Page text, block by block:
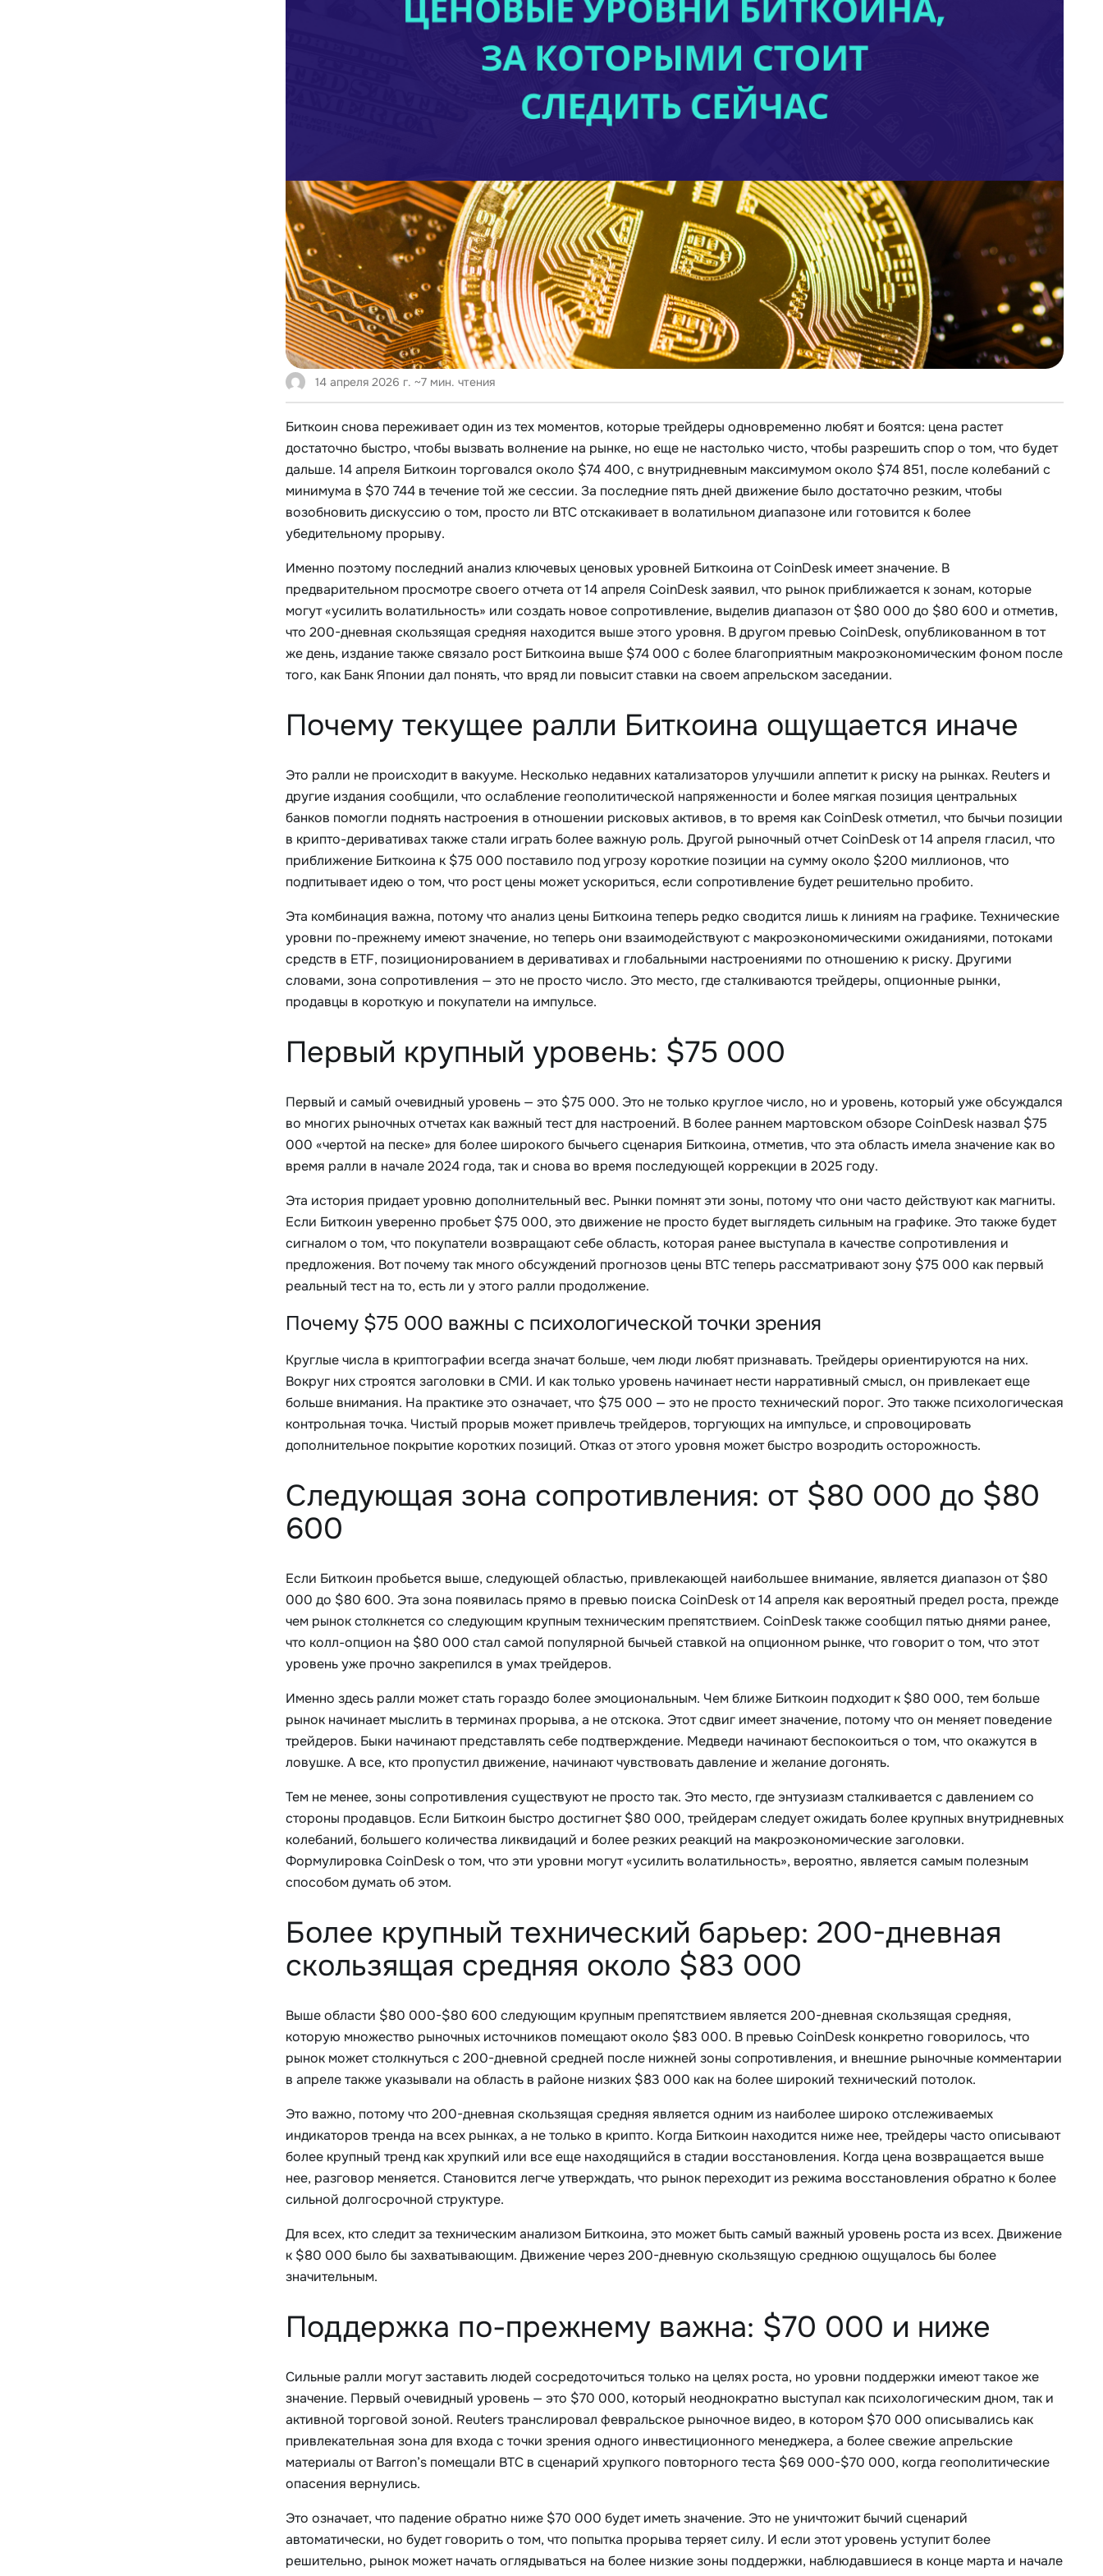
14 апреля 2026 г. ~7 мин. чтения
Биткоин снова переживает один из тех моментов, которые трейдеры одновременно любят и боятся: цена растет
достаточно быстро, чтобы вызвать волнение на рынке, но еще не настолько чисто, чтобы разрешить спор о том, что будет
дальше. 14 апреля Биткоин торговался около $74 400, с внутридневным максимумом около $74 851, после колебаний с
минимума в $70 744 в течение той же сессии. За последние пять дней движение было достаточно резким, чтобы
возобновить дискуссию о том, просто ли BTC отскакивает в волатильном диапазоне или готовится к более
убедительному прорыву.
Именно поэтому последний анализ ключевых ценовых уровней Биткоина от CoinDesk имеет значение. В
предварительном просмотре своего отчета от 14 апреля CoinDesk заявил, что рынок приближается к зонам, которые
могут «усилить волатильность» или создать новое сопротивление, выделив диапазон от $80 000 до $80 600 и отметив,
что 200-дневная скользящая средняя находится выше этого уровня. В другом превью CoinDesk, опубликованном в тот
же день, издание также связало рост Биткоина выше $74 000 с более благоприятным макроэкономическим фоном после
того, как Банк Японии дал понять, что вряд ли повысит ставки на своем апрельском заседании.
Почему текущее ралли Биткоина ощущается иначе
Это ралли не происходит в вакууме. Несколько недавних катализаторов улучшили аппетит к риску на рынках. Reuters и
другие издания сообщили, что ослабление геополитической напряженности и более мягкая позиция центральных
банков помогли поднять настроения в отношении рисковых активов, в то время как CoinDesk отметил, что бычьи позиции
в крипто-деривативах также стали играть более важную роль. Другой рыночный отчет CoinDesk от 14 апреля гласил, что
приближение Биткоина к $75 000 поставило под угрозу короткие позиции на сумму около $200 миллионов, что
подпитывает идею о том, что рост цены может ускориться, если сопротивление будет решительно пробито.
Эта комбинация важна, потому что анализ цены Биткоина теперь редко сводится лишь к линиям на графике. Технические
уровни по-прежнему имеют значение, но теперь они взаимодействуют с макроэкономическими ожиданиями, потоками
средств в ETF, позиционированием в деривативах и глобальными настроениями по отношению к риску. Другими
словами, зона сопротивления — это не просто число. Это место, где сталкиваются трейдеры, опционные рынки,
продавцы в короткую и покупатели на импульсе.
Первый крупный уровень: $75 000
Первый и самый очевидный уровень — это $75 000. Это не только круглое число, но и уровень, который уже обсуждался
во многих рыночных отчетах как важный тест для настроений. В более раннем мартовском обзоре CoinDesk назвал $75
000 «чертой на песке» для более широкого бычьего сценария Биткоина, отметив, что эта область имела значение как во
время ралли в начале 2024 года, так и снова во время последующей коррекции в 2025 году.
Эта история придает уровню дополнительный вес. Рынки помнят эти зоны, потому что они часто действуют как магниты.
Если Биткоин уверенно пробьет $75 000, это движение не просто будет выглядеть сильным на графике. Это также будет
сигналом о том, что покупатели возвращают себе область, которая ранее выступала в качестве сопротивления и
предложения. Вот почему так много обсуждений прогнозов цены BTC теперь рассматривают зону $75 000 как первый
реальный тест на то, есть ли у этого ралли продолжение.
Почему $75 000 важны с психологической точки зрения
Круглые числа в криптографии всегда значат больше, чем люди любят признавать. Трейдеры ориентируются на них.
Вокруг них строятся заголовки в СМИ. И как только уровень начинает нести нарративный смысл, он привлекает еще
больше внимания. На практике это означает, что $75 000 — это не просто технический порог. Это также психологическая
контрольная точка. Чистый прорыв может привлечь трейдеров, торгующих на импульсе, и спровоцировать
дополнительное покрытие коротких позиций. Отказ от этого уровня может быстро возродить осторожность.
Следующая зона сопротивления: от $80 000 до $80
600
Если Биткоин пробьется выше, следующей областью, привлекающей наибольшее внимание, является диапазон от $80
000 до $80 600. Эта зона появилась прямо в превью поиска CoinDesk от 14 апреля как вероятный предел роста, прежде
чем рынок столкнется со следующим крупным техническим препятствием. CoinDesk также сообщил пятью днями ранее,
что колл-опцион на $80 000 стал самой популярной бычьей ставкой на опционном рынке, что говорит о том, что этот
уровень уже прочно закрепился в умах трейдеров.
Именно здесь ралли может стать гораздо более эмоциональным. Чем ближе Биткоин подходит к $80 000, тем больше
рынок начинает мыслить в терминах прорыва, а не отскока. Этот сдвиг имеет значение, потому что он меняет поведение
трейдеров. Быки начинают представлять себе подтверждение. Медведи начинают беспокоиться о том, что окажутся в
ловушке. А все, кто пропустил движение, начинают чувствовать давление и желание догонять.
Тем не менее, зоны сопротивления существуют не просто так. Это место, где энтузиазм сталкивается с давлением со
стороны продавцов. Если Биткоин быстро достигнет $80 000, трейдерам следует ожидать более крупных внутридневных
колебаний, большего количества ликвидаций и более резких реакций на макроэкономические заголовки.
Формулировка CoinDesk о том, что эти уровни могут «усилить волатильность», вероятно, является самым полезным
способом думать об этом.
Более крупный технический барьер: 200-дневная
скользящая средняя около $83 000
Выше области $80 000-$80 600 следующим крупным препятствием является 200-дневная скользящая средняя,
которую множество рыночных источников помещают около $83 000. В превью CoinDesk конкретно говорилось, что
рынок может столкнуться с 200-дневной средней после нижней зоны сопротивления, и внешние рыночные комментарии
в апреле также указывали на область в районе низких $83 000 как на более широкий технический потолок.
Это важно, потому что 200-дневная скользящая средняя является одним из наиболее широко отслеживаемых
индикаторов тренда на всех рынках, а не только в крипто. Когда Биткоин находится ниже нее, трейдеры часто описывают
более крупный тренд как хрупкий или все еще находящийся в стадии восстановления. Когда цена возвращается выше
нее, разговор меняется. Становится легче утверждать, что рынок переходит из режима восстановления обратно к более
сильной долгосрочной структуре.
Для всех, кто следит за техническим анализом Биткоина, это может быть самый важный уровень роста из всех. Движение
к $80 000 было бы захватывающим. Движение через 200-дневную скользящую среднюю ощущалось бы более
значительным.
Поддержка по-прежнему важна: $70 000 и ниже
Сильные ралли могут заставить людей сосредоточиться только на целях роста, но уровни поддержки имеют такое же
значение. Первый очевидный уровень — это $70 000, который неоднократно выступал как психологическим дном, так и
активной торговой зоной. Reuters транслировал февральское рыночное видео, в котором $70 000 описывались как
привлекательная зона для входа с точки зрения одного инвестиционного менеджера, а более свежие апрельские
материалы от Barron’s помещали BTC в сценарий хрупкого повторного теста $69 000-$70 000, когда геополитические
опасения вернулись.
Это означает, что падение обратно ниже $70 000 будет иметь значение. Это не уничтожит бычий сценарий
автоматически, но будет говорить о том, что попытка прорыва теряет силу. И если этот уровень уступит более
решительно, рынок может начать оглядываться на более низкие зоны поддержки, наблюдавшиеся в конце марта и начале